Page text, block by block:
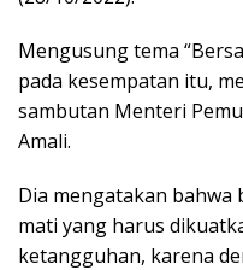
Mengusung tema
pada kesempatan itu,
sambutan Menteri
Amali.
Dia mengatakan bahwa
mati yang harus
ketangguhan, karena